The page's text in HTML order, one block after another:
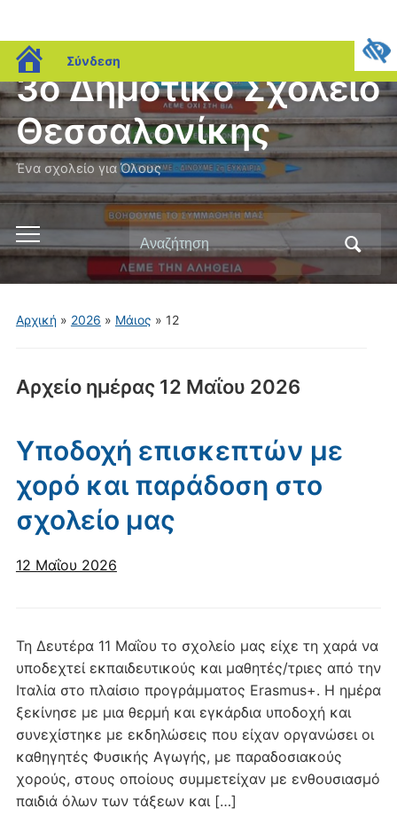
blogs.sch.gr
Σύνδεση
3ο Δημοτικό Σχολείο
Θεσσαλονίκης
Ένα σχολείο για Όλους
Εναλλαγή
του
μενού
για
Αναζήτηση
για:
Αρχική» 2026 » Μάιος » 12
Αρχείο ημέρας 12 Μαΐου 2026
Υποδοχή επισκεπτών με
χορό και παράδοση στο
σχολείο μας
12 Μαΐου 2026
Τη Δευτέρα 11 Μαΐου το σχολείο μας είχε τη χαρά να
υποδεχτεί εκπαιδευτικούς και μαθητές/τριες από την
Ιταλία στο πλαίσιο προγράμματος Erasmus+. Η ημέρα
ξεκίνησε με μια θερμή και εγκάρδια υποδοχή και
συνεχίστηκε με εκδηλώσεις που είχαν οργανώσει οι
καθηγητές Φυσικής Αγωγής, με παραδοσιακούς
χορούς, στους οποίους συμμετείχαν με ενθουσιασμό
παιδιά όλων των τάξεων και […]